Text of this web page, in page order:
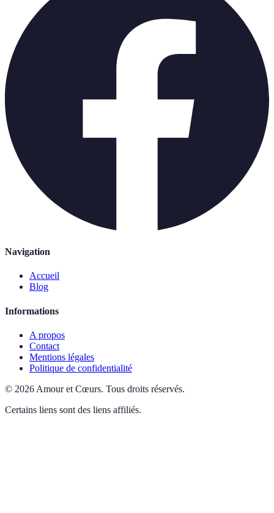
Navigation
Accueil
Blog
Informations
A propos
Contact
Mentions légales
Politique de confidentialité
© 2026 Amour et Cœurs. Tous droits réservés.
Certains liens sont des liens affiliés.